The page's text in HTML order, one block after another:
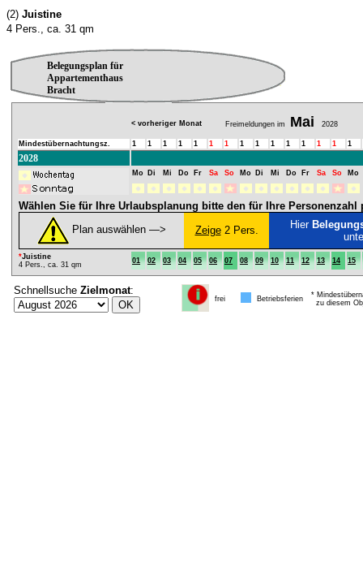
(2) Juistine
4 Pers., ca. 31 qm
Belegungsplan für
Appartementhaus
Bracht
< vorheriger Monat Freimeldungen im Mai 2028
Mindestübernachtungsz. 1 1 1 1 1 1 1 1 1 1 1 1 1 1 1
2028
Mo Di Mi Do Fr Sa So Mo Di Mi Do Fr Sa So Mo
Wählen Sie für Ihre Urlaubsplanung bitte den für Ihre Personenzahl
Plan auswählen ―>
Zeige2 Pers. Hier
*Juistine
4 Pers., ca. 31 qm
01 02 03 04 05 06 07 08 09 10 11 12 13 14 15
Schnellsuche Zielmonat:
frei Betriebsferien
*
zu diesem